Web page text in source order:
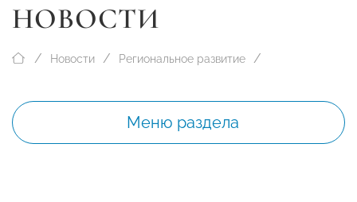
НОВОСТИ
Новости Региональное развитие
Меню раздела